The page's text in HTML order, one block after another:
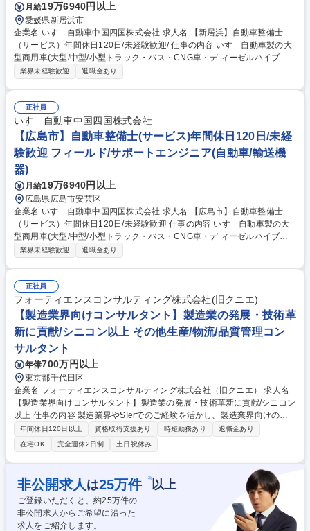
月給19万6940円以上
愛媛県新居浜市
企業名 いすゞ自動車中国四国株式会社 求人名 【新居浜】自動車整備士
（サービス）年間休日120日/未経験歓迎/ 仕事の内容 いすゞ自動車製の大
型商用車(大型/中型/小型トラック・バス・CNG車・デ ィーゼルハイブリ
ッド車)のアフターサービスを行います。車検や定期点 検、オーバーホー
間のトラブル対応などにもあたっていただく事になります。 いすゞでは商
用車であるトラックの不稼働を出さないことを大切にしており、故障診断
等を元に部品交換するのか修理するのかコストと時間を考えて対応してい
くため、一般車の整備と異なりエンジニアとしてのスキルを身に付けるこ
とが出来ます。 募集職種 【新居浜】自動車整備士（サービス）年間休日1
20日/未経験歓迎/
業界未経験歓迎 退職金あり
正社員
いすゞ自動車中国四国株式会社
【広島市】自動車整備士(サービス)年間休日120日/未経
験歓迎 フィールド/サポートエンジニア(自動車/輸送機
器)
月給19万6940円以上
広島県広島市安芸区
企業名 いすゞ自動車中国四国株式会社 求人名 【広島市】自動車整備士
（サービス）年間休日120日/未経験歓迎 仕事の内容 いすゞ自動車製の大
型商用車(大型/中型/小型トラック・バス・CNG車・デ ィーゼルハイブリ
ッド車)のアフターサービスを行います。車検や定期点 検、オーバーホー
間のトラブル対応などにもあたっていただく事になります。 いすゞでは商
用車であるトラックの不稼働を出さないことを大切にしており、故障診断
等を元に部品交換するのか修理するのかコストと時間を考えて対応してい
くため、一般車の整備と異なりエンジニアとしてのスキルを身に付けるこ
とが出来ます。 募集職種 【広島市】自動車整備士（サービス）年間休日1
20日/未経験歓迎
業界未経験歓迎 退職金あり
正社員
フォーティエンスコンサルティング株式会社(旧クニエ)
【製造業界向けコンサルタント】製造業の発展・技術革
新に貢献/シニコン以上 その他生産/物流/品質管理コン
サルタント
年俸700万円以上
東京都千代田区
企業名 フォーティエンスコンサルティング株式会社（旧クニエ） 求人名
【製造業界向けコンサルタント】製造業の発展・技術革新に貢献/シニコン
以上 仕事の内容 製造業界やSIerでのご経験を活かし、製造業界向けのプ
ロジェクトで即戦力としてご活躍いただきます。最上流の構想～企画・実
施・システム導入まで一貫して中長期で現場に入り込んだ支援を実施可能
な環境です。 製造業における市場調査や戦略立案・ビジネスモデル検討等
の戦略立案・事業企画系の案件が全体の35％、残りの65％はシステム化
構想やBPRの実行支援・データ活用やDX支援等の業務改革/システム系の
案件です。【入社後アサイン可能性のあるプロジェクト】■自動車業界のE
Vバッテリー・リサイクル戦略と法整備支援■輸送機器業界における日本初
の海外ERP製品導入支援■CPS実現に向けた海外工場におけるカメラやセ
ンターの導入支援 募集職種 【製造業界向けコンサルタント】製造業の発
年間休日120日以上 資格取得支援あり 時短勤務あり
退職金あり
在宅OK
完全週休2日制 土日祝休み
非公開求人 は25万件 ※以上
ご登録いただくと、約25万件の
非公開求人からご希望に沿った
求人をご紹介します。